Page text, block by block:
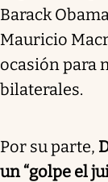
Barack
Mauricio
ocasión para
bilaterales.
Por su parte,
un “golpe el